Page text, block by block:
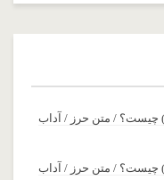
چیست؟ / متن حرز / آداب
چیست؟ / متن حرز / آداب